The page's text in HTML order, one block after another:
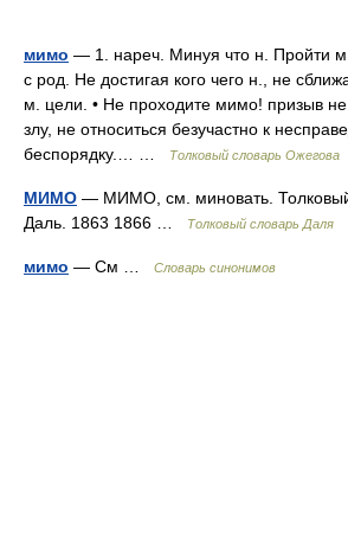
мимо — 1. нареч. Минуя что н. Пройти м.
с род. Не достигая кого чего н., не
м. цели. • Не проходите мимо! призыв
злу, не относиться безучастно к
беспорядку.… …
Толковый словарь Ожегова
МИМО — МИМО, см. миновать.
Даль. 1863 1866 …
Толковый словарь Даля
мимо — См … Словарь синонимов